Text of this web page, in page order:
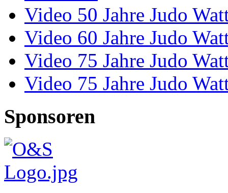
Video 50 Jahre Judo
Video 60 Jahre Judo
Video 75 Jahre Judo
Video 75 Jahre Judo
Sponsoren